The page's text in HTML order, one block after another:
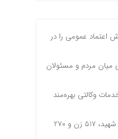
اعتماد عمومی را در
میان مردم و مسئولان
از خدمات وکالتی بهره‌مند
آمار شهدای جنگ رمضان؛ 3519 شهید، 517 زن و 270